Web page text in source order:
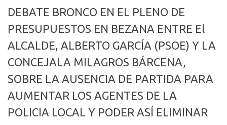
DEBATE BRONCO EN EL PLENO DE
PRESUPUESTOS EN BEZANA ENTRE El
ALCALDE, ALBERTO GARCÍA (PSOE) Y LA
CONCEJALA MILAGROS BÁRCENA,
SOBRE LA AUSENCIA DE PARTIDA PARA
AUMENTAR LOS AGENTES DE LA
POLICIA LOCAL Y PODER ASÍ ELIMINAR